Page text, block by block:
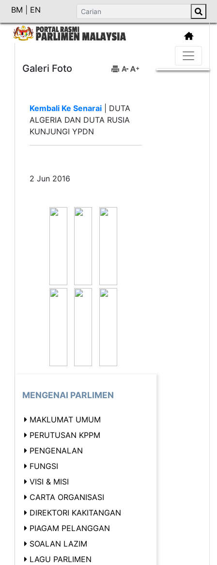
BM EN
Galeri Foto
Kembali Ke Senarai
DUTA
ALGERIA DAN DUTA RUSIA
KUNJUNGI YPDN
2 Jun 2016
MENGENAI PARLIMEN
MAKLUMAT UMUM
PERUTUSAN KPPM
PENGENALAN
FUNGSI
VISI & MISI
CARTA ORGANISASI
DIREKTORI KAKITANGAN
PIAGAM PELANGGAN
SOALAN LAZIM
LAGU PARLIMEN